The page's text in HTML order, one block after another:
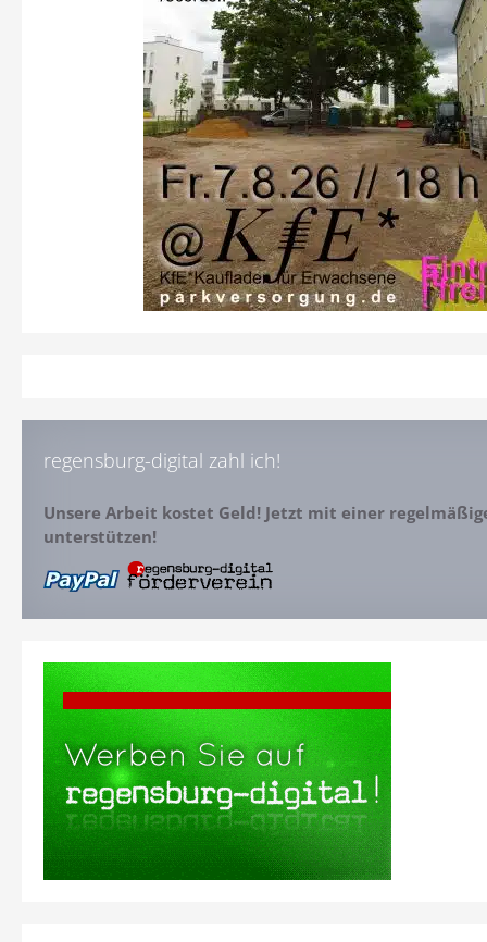
regensburg-digital zahl ich!
Unsere Arbeit kostet Geld! Jetzt mit einer
unterstützen!